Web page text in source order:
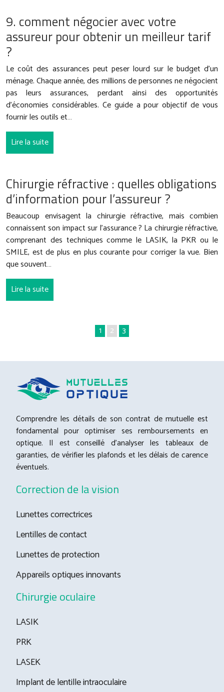
9. comment négocier avec votre
assureur pour obtenir un meilleur tarif
?
Le coût des assurances peut peser lourd sur le budget d’un
ménage. Chaque année, des millions de personnes ne négocient
pas leurs assurances, perdant ainsi des opportunités
d’économies considérables. Ce guide a pour objectif de vous
fournir les outils et…
Lire la suite
Chirurgie réfractive : quelles obligations
d’information pour l’assureur ?
Beaucoup envisagent la chirurgie réfractive, mais combien
connaissent son impact sur l’assurance ? La chirurgie réfractive,
comprenant des techniques comme le LASIK, la PKR ou le
SMILE, est de plus en plus courante pour corriger la vue. Bien
que souvent…
Lire la suite
1 2 3
Comprendre les détails de son contrat de mutuelle est
fondamental pour optimiser ses remboursements en
optique. Il est conseillé d’analyser les tableaux de
garanties, de vérifier les plafonds et les délais de carence
éventuels.
Correction de la vision
Lunettes correctrices
Lentilles de contact
Lunettes de protection
Appareils optiques innovants
Chirurgie oculaire
LASIK
PRK
LASEK
Implant de lentille intraoculaire